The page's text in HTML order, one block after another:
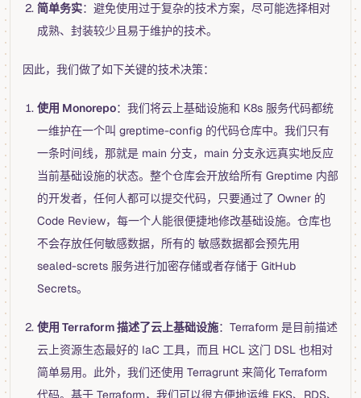
简单务实：避免使用过于复杂的技术方案，尽可能选择相对
成熟、封装较少且易于维护的技术。
因此，我们做了如下关键的技术决策：
使用 Monorepo：我们将云上基础设施和 K8s 服务代码都统
一维护在一个叫 greptime-config 的代码仓库中。我们只有
一条时间线，那就是 main 分支，main 分支永远真实地反应
当前基础设施的状态。整个仓库会开放给所有 Greptime 内部
的开发者，任何人都可以提交代码，只要通过了 Owner 的
Code Review，每一个人能很便捷地修改基础设施。仓库也
不会存放任何敏感数据，所有的 敏感数据都会预先用
sealed-screts 服务进行加密存储或者存储于 GitHub
Secrets。
使用 Terraform 描述了云上基础设施：Terraform 是目前描述
云上资源生态最好的 IaC 工具，而且 HCL 这门 DSL 也相对
简单易用。此外，我们还使用 Terragrunt 来简化 Terraform
代码。基于 Terraform，我们可以很方便地运维 EKS、RDS、